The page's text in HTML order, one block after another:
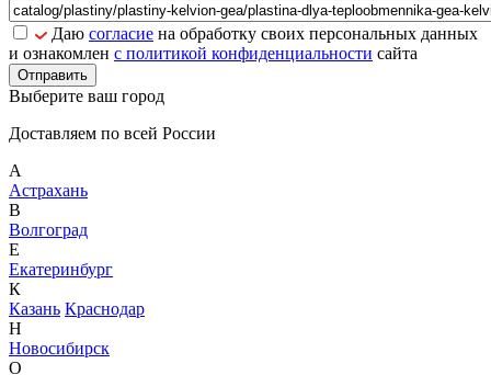
Даю согласие на обработку своих персональных данных
и ознакомлен с политикой конфиденциальности сайта
Отправить
Выберите ваш город
Доставляем по всей России
А
Астрахань
В
Волгоград
Е
Екатеринбург
К
Казань Краснодар
Н
Новосибирск
О